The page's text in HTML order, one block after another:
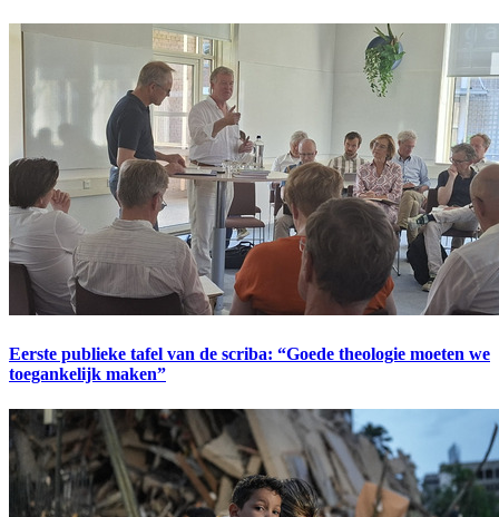
Eerste publieke tafel van de scriba: “Goede theologie moeten we
toegankelijk maken”